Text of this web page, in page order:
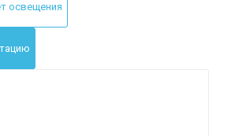
освещения